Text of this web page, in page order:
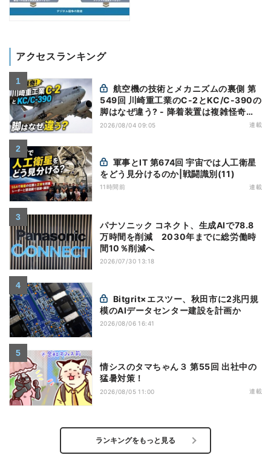
アクセスランキング
549回 川崎重工業のC-2とKC/C-390の
脚はなぜ違う? - 降着装置は複雑怪奇
(5)|軍用輸送機(10)
2026/08/04 09:05 連載
をどう見分けるのか|戦闘識別(11)
11時間前 連載
パナソニック コネクト、生成AIで78.8
万時間を削減 2030年までに総労働時
間10％削減へ
2026/07/30 13:18
模のAIデータセンター建設を計画か
2026/08/06 16:41
情シスのタマちゃん３ 第55回 出社中の
猛暑対策！
2026/08/05 11:00 連載
ランキングをもっと見る